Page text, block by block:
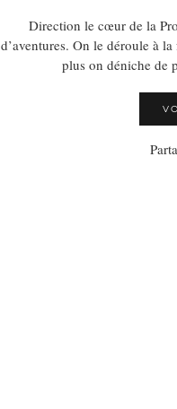
Direction le cœur de la
d’aventures. On le déroule à
plus on déniche de